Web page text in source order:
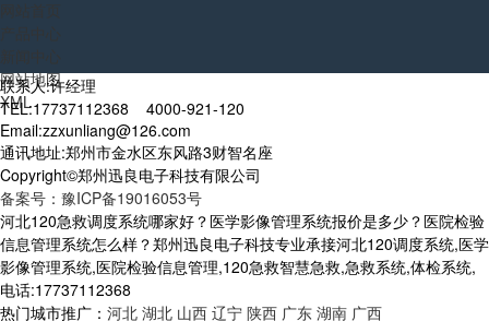
网站地图
XML
联系人:许经理
TEL:17737112368 4000-921-120
Email:zzxunliang@126.com
通讯地址:郑州市金水区东风路3财智名座
Copyright©郑州迅良电子科技有限公司
备案号：豫ICP备19016053号
河北120急救调度系统哪家好？医学影像管理系统报价是多少？医院检验
信息管理系统怎么样？郑州迅良电子科技专业承接河北120调度系统,医学
影像管理系统,医院检验信息管理,120急救智慧急救,急救系统,体检系统,
电话:17737112368
热门城市推广： 河北 湖北 山西 辽宁 陕西 广东 湖南 广西